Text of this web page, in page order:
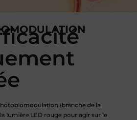
(branche de la
lumière LED rouge pour agir sur le